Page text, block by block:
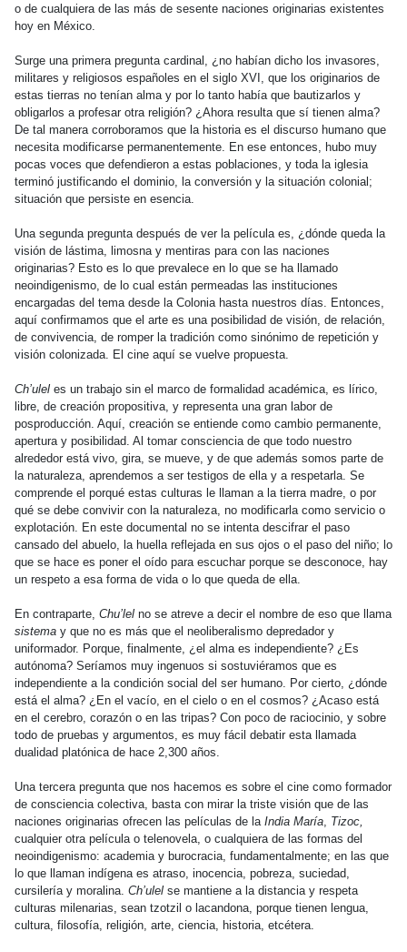
o de cualquiera de las más de sesente naciones originarias existentes
hoy en México.
Surge una primera pregunta cardinal, ¿no habían dicho los invasores,
militares y religiosos españoles en el siglo XVI, que los originarios de
estas tierras no tenían alma y por lo tanto había que bautizarlos y
obligarlos a profesar otra religión? ¿Ahora resulta que sí tienen alma?
De tal manera corroboramos que la historia es el discurso humano que
necesita modificarse permanentemente. En ese entonces, hubo muy
pocas voces que defendieron a estas poblaciones, y toda la iglesia
terminó justificando el dominio, la conversión y la situación colonial;
situación que persiste en esencia.
Una segunda pregunta después de ver la película es, ¿dónde queda la
visión de lástima, limosna y mentiras para con las naciones
originarias? Esto es lo que prevalece en lo que se ha llamado
neoindigenismo, de lo cual están permeadas las instituciones
encargadas del tema desde la Colonia hasta nuestros días. Entonces,
aquí confirmamos que el arte es una posibilidad de visión, de relación,
de convivencia, de romper la tradición como sinónimo de repetición y
visión colonizada. El cine aquí se vuelve propuesta.
Ch’ulel es un trabajo sin el marco de formalidad académica, es lírico,
libre, de creación propositiva, y representa una gran labor de
posproducción. Aquí, creación se entiende como cambio permanente,
apertura y posibilidad. Al tomar consciencia de que todo nuestro
alrededor está vivo, gira, se mueve, y de que además somos parte de
la naturaleza, aprendemos a ser testigos de ella y a respetarla. Se
comprende el porqué estas culturas le llaman a la tierra madre, o por
qué se debe convivir con la naturaleza, no modificarla como servicio o
explotación. En este documental no se intenta descifrar el paso
cansado del abuelo, la huella reflejada en sus ojos o el paso del niño; lo
que se hace es poner el oído para escuchar porque se desconoce, hay
un respeto a esa forma de vida o lo que queda de ella.
En contraparte, Chu’lel no se atreve a decir el nombre de eso que llama
sistema y que no es más que el neoliberalismo depredador y
uniformador. Porque, finalmente, ¿el alma es independiente? ¿Es
autónoma? Seríamos muy ingenuos si sostuviéramos que es
independiente a la condición social del ser humano. Por cierto, ¿dónde
está el alma? ¿En el vacío, en el cielo o en el cosmos? ¿Acaso está
en el cerebro, corazón o en las tripas? Con poco de raciocinio, y sobre
todo de pruebas y argumentos, es muy fácil debatir esta llamada
dualidad platónica de hace 2,300 años.
Una tercera pregunta que nos hacemos es sobre el cine como formador
de consciencia colectiva, basta con mirar la triste visión que de las
naciones originarias ofrecen las películas de la India María, Tizoc,
cualquier otra película o telenovela, o cualquiera de las formas del
neoindigenismo: academia y burocracia, fundamentalmente; en las que
lo que llaman indígena es atraso, inocencia, pobreza, suciedad,
cursilería y moralina. Ch’ulel se mantiene a la distancia y respeta
culturas milenarias, sean tzotzil o lacandona, porque tienen lengua,
cultura, filosofía, religión, arte, ciencia, historia, etcétera.